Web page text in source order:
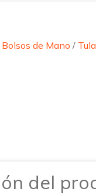
Bolsos de Mano /
del